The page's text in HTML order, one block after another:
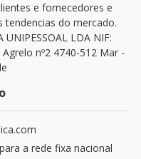
e fornecedores e
tendencias do mercado.
UNIPESSOAL LDA NIF:
nº2 4740-512 Mar -
a rede fixa nacional